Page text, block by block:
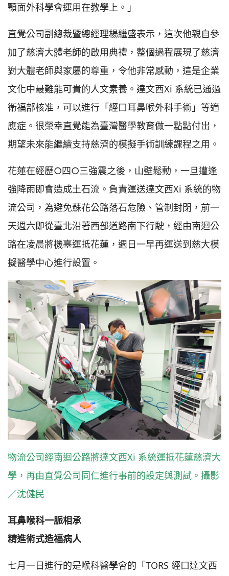
顎面外科學會運用在教學上。」
直覺公司副總裁暨總經理楊繼盛表示，這次他親自參
加了慈濟大體老師的啟用典禮，整個過程展現了慈濟
對大體老師與家屬的尊重，令他非常感動，這是企業
文化中最難能可貴的人文素養。達文西Xi 系統已通過
衛福部核准，可以進行「經口耳鼻喉外科手術」等適
應症。很榮幸直覺能為臺灣醫學教育做一點點付出，
期望未來能繼續支持慈濟的模擬手術訓練課程之用。
花蓮在經歷○四○三強震之後，山壁鬆動，一旦遭逢
強降雨即會造成土石流。負責運送達文西Xi 系統的物
流公司，為避免蘇花公路落石危險、管制封閉，前一
天週六即從臺北沿著西部道路南下行駛，經由南迴公
路在凌晨將機臺運抵花蓮，週日一早再運送到慈大模
擬醫學中心進行設置。
物流公司經南迴公路將達文西Xi 系統運抵花蓮慈濟大
學，再由直覺公司同仁進行事前的設定與測試。攝影
／沈健民
耳鼻喉科一脈相承
精進術式造福病人
七月一日進行的是喉科醫學會的「TORS 經口達文西